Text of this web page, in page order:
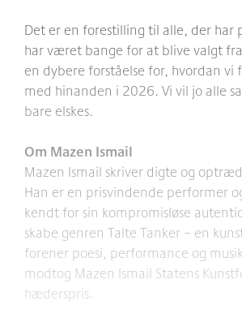
Det er en forestilling til alle, der har
har været bange for at blive valgt
en dybere forståelse for, hvordan vi
med hinanden i 2026. Vi vil jo alle
bare elskes.
Om Mazen Ismail
Mazen Ismail skriver digte og
Han er en prisvindende performer
kendt for sin kompromisløse
skabe genren Talte Tanker – en
forener poesi, performance og
modtog Mazen Ismail Statens
hæderspris.